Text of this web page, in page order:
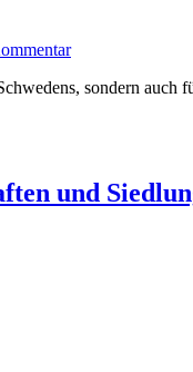
sondern auch
und